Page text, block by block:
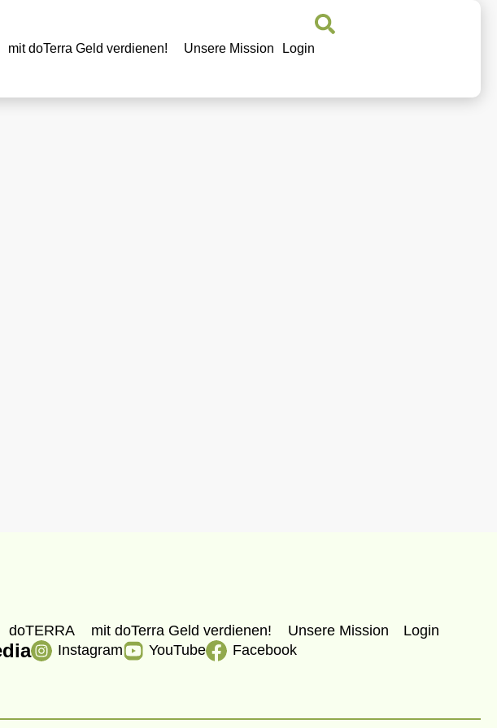
mit doTerra Geld verdienen! Unsere Mission Login
doTERRA mit doTerra Geld verdienen! Unsere Mission Login
Instagram YouTube Facebook